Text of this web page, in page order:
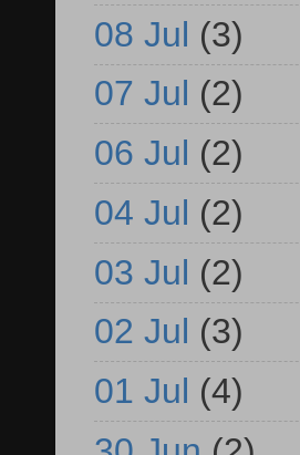
08 Jul (3)
07 Jul (2)
06 Jul (2)
04 Jul (2)
03 Jul (2)
02 Jul (3)
01 Jul (4)